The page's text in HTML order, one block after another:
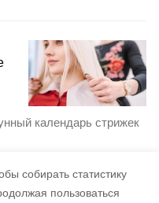
собирать статистику
пользоваться
календарь стрижек